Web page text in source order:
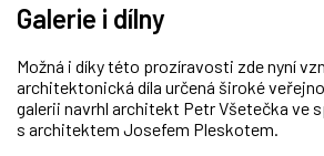
Galerie i dílny
Možná i díky této prozíravosti zde nyní
architektonická díla určená široké
galerii navrhl architekt Petr Všetečka ve
s architektem Josefem Pleskotem.